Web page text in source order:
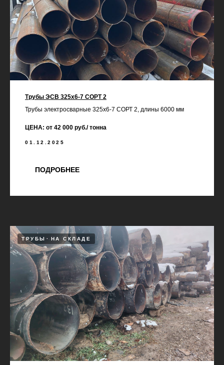
Трубы ЭСВ 325х6-7 СОРТ 2
Трубы электросварные 325х6-7 СОРТ 2, длины 6000 мм
ЦЕНА: от 42 000 руб./ тонна
01.12.2025
ПОДРОБНЕЕ
ТРУБЫ НА СКЛАДЕ